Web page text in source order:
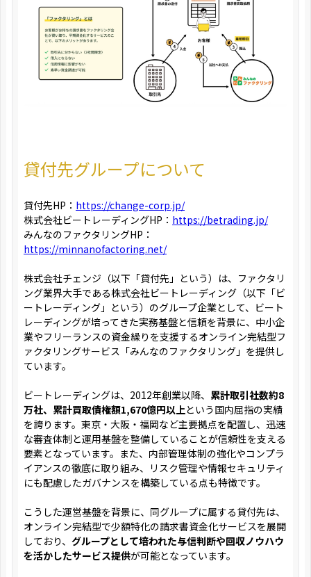
貸付先グループについて
貸付先HP： https://change-corp.jp/
株式会社ビートレーディングHP： https://betrading.jp/
みんなのファクタリングHP：
https://minnanofactoring.net/
株式会社チェンジ（以下「貸付先」という）は、ファクタリ
ング業界大手である株式会社ビートレーディング（以下「ビ
ートレーディング」という）のグループ企業として、ビート
レーディングが培ってきた実務基盤と信頼を背景に、中小企
業やフリーランスの資金繰りを支援するオンライン完結型フ
ァクタリングサービス「みんなのファクタリング」を提供し
ています。
ビートレーディングは、2012年創業以降、 累計取引社数約8
万社、累計買取債権額1,670億円以上という国内屈指の実績
を誇ります。東京・大阪・福岡など主要拠点を配置し、迅速
な審査体制と運用基盤を整備していることが信頼性を支える
要素となっています。また、内部管理体制の強化やコンプラ
イアンスの徹底に取り組み、リスク管理や情報セキュリティ
にも配慮したガバナンスを構築している点も特徴です。
こうした運営基盤を背景に、同グループに属する貸付先は、
オンライン完結型で少額特化の請求書資金化サービスを展開
しており、 グループとして培われた与信判断や回収ノウハウ
を活かしたサービス提供が可能となっています。